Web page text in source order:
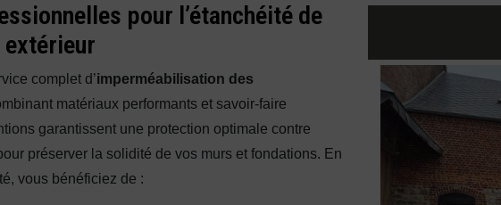
pour l’étanchéité de
extérieur
complet d’imperméabilisation des
matériaux performants et savoir-faire
garantissent une protection optimale contre
préserver la solidité de vos murs et fondations. En
vous bénéficiez de :